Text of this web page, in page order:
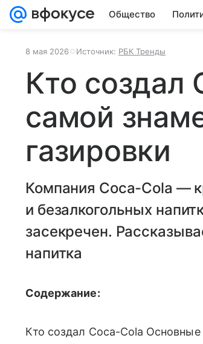
Общество
8 мая 2026 Источник: РБК Тренды
Кто создал
самой
газировки
Компания Coca-Cola —
и безалкогольных
засекречен.
напитка
Содержание:
Кто создал Соса-Соla